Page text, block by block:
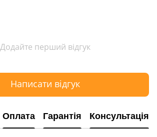
Додайте перший відгук
Написати відгук
Оплата Гарантія Консультація